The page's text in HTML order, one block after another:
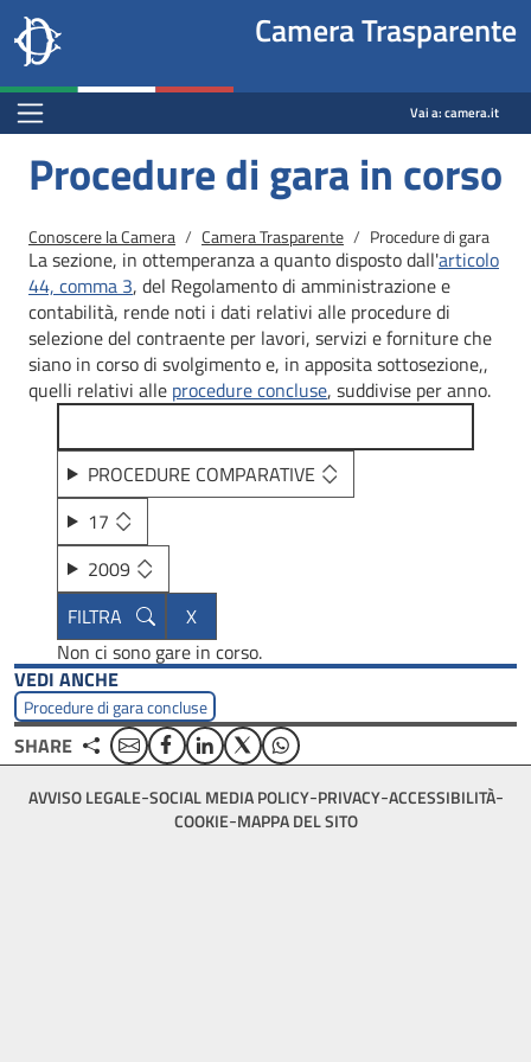
Salta al contenuto principale
Salta al menu di navigazione
Site
header
block
Camera dei deputati
Camera Trasparente
Menu Bar block
Vai a:camera.it
Procedure di gara in corso
Briciole di pane
Conoscere la Camera Camera Trasparente Procedure di gara
La sezione, in ottemperanza a quanto disposto dall'articolo
44, comma 3, del Regolamento di amministrazione e
contabilità, rende noti i dati relativi alle procedure di
selezione del contraente per lavori, servizi e forniture che
siano in corso di svolgimento e, in apposita sottosezione,,
quelli relativi alle procedure concluse, suddivise per anno.
PROCEDURE COMPARATIVE
17
2009
Non ci sono gare in corso.
VEDI ANCHE
Procedure di gara concluse
SHARE EmailFacebookLinkedinTwitterWhatsApp
Footer
bottom
AVVISO LEGALE SOCIAL MEDIA POLICY PRIVACY ACCESSIBILITÀ
COOKIE MAPPA DEL SITO
Fine pagina
Salta al contenuto principale
Salta al menu di navigazione
Vai a inizio pagina